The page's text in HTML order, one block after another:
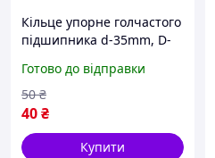
Кільце упорне голчастого
підшипника d-35mm, D-
Готово до відправки
40₴
50 ₴
Купити